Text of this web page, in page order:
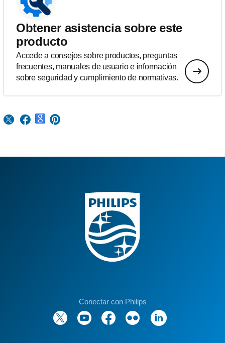
Obtener asistencia sobre este
producto
Accede a consejos sobre productos, preguntas
frecuentes, manuales de usuario e información
sobre seguridad y cumplimiento de normativas.
Conectar con Philips